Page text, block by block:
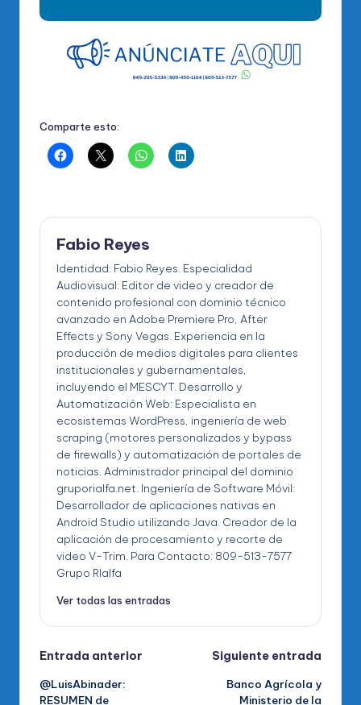
Comparte esto:
Fabio Reyes
Identidad: Fabio Reyes. Especialidad
Audiovisual: Editor de video y creador de
contenido profesional con dominio técnico
avanzado en Adobe Premiere Pro, After
Effects y Sony Vegas. Experiencia en la
producción de medios digitales para clientes
institucionales y gubernamentales,
incluyendo el MESCYT. Desarrollo y
Automatización Web: Especialista en
ecosistemas WordPress, ingeniería de web
scraping (motores personalizados y bypass
de firewalls) y automatización de portales de
noticias. Administrador principal del dominio
gruporialfa.net. Ingeniería de Software Móvil:
Desarrollador de aplicaciones nativas en
Android Studio utilizando Java. Creador de la
aplicación de procesamiento y recorte de
video V-Trim. Para Contacto: 809-513-7577
Grupo RIalfa
Ver todas las entradas
Navegación
de
Entrada anterior
@LuisAbinader:
RESUMEN de
Siguiente entrada
Banco Agrícola y
Ministerio de la